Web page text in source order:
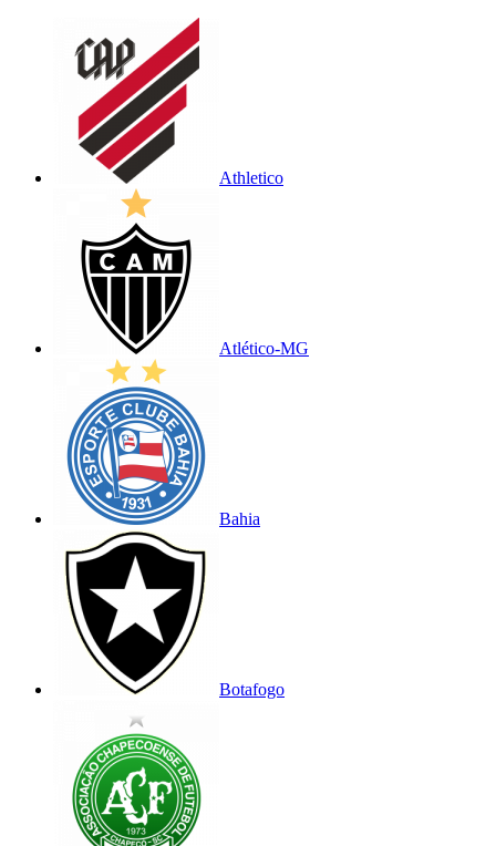
Athletico
Atlético-MG
Bahia
Botafogo